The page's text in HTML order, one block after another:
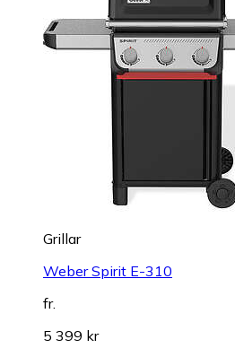
Grillar
Weber Spirit E-310
fr.
5 399 kr